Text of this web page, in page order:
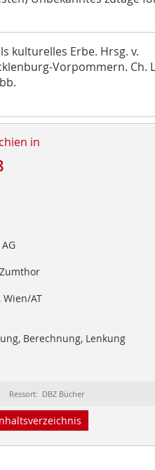
kulturelles Erbe. Hrsg. v.
Vorpommern. Ch.
in
Wien/AT
Berechnung, Lenkung
Ressort: DBZ Bücher